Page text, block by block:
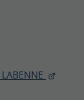
LABENNE